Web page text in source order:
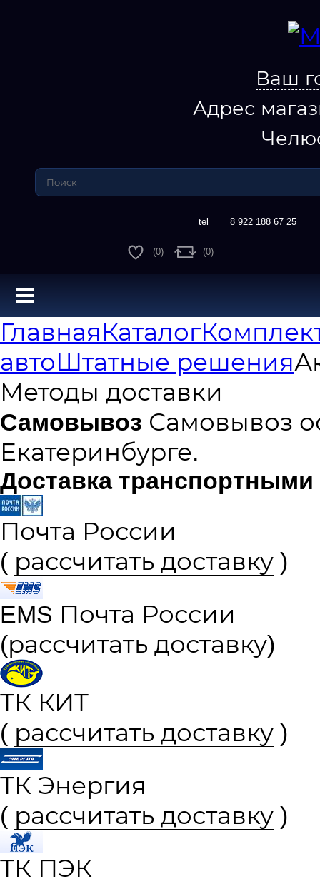
Ваш
Адрес
8 922 188 67 25
(0) (0)
ГлавнаяКаталог
автоШтатные решения
Методы доставки
Самовывоз Самовывоз
Екатеринбурге.
Доставка
Почта России
( рассчитать доставку )
EMS Почта России
(рассчитать доставку)
ТК КИТ
( рассчитать доставку )
ТК Энергия
( рассчитать доставку )
ТК ПЭК